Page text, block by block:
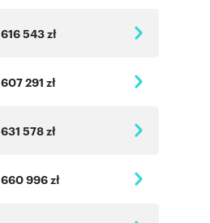
616 543 zł
607 291 zł
631 578 zł
660 996 zł